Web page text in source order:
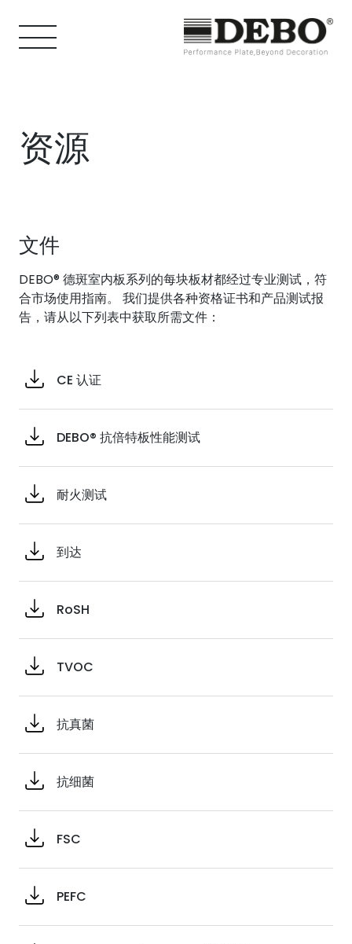
资源
文件
DEBO® 德斑室内板系列的每块板材都经过专业测试，符
合市场使用指南。 我们提供各种资格证书和产品测试报
告，请从以下列表中获取所需文件：
CE 认证
DEBO® 抗倍特板性能测试
耐火测试
到达
RoSH
TVOC
抗真菌
抗细菌
FSC
PEFC